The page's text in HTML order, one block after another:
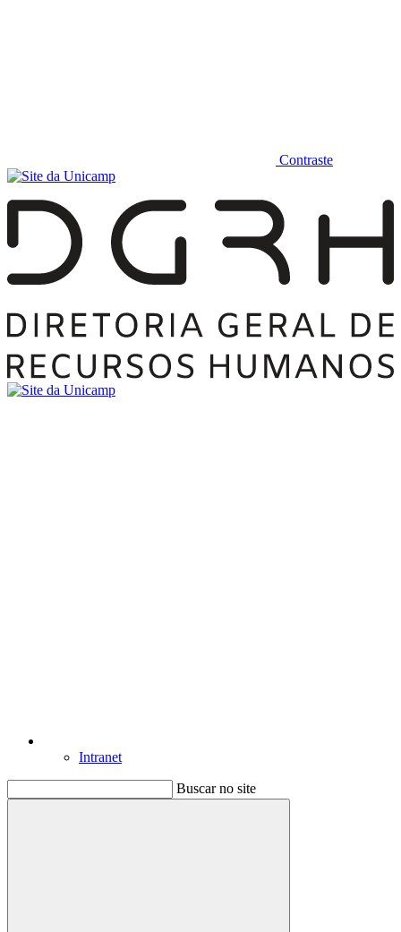
Contraste
Intranet
Buscar no site